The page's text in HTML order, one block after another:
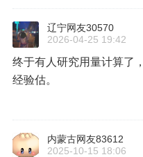
辽宁网友30570
2026-04-25 19:42
终于有人研究用量计算了
经验估。
内蒙古网友83612
2025-10-15 18:06